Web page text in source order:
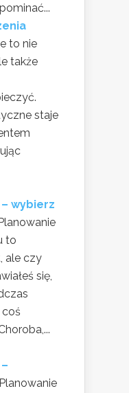
to nie
także
staje
wybierz
to
ale czy
się,
Planowanie